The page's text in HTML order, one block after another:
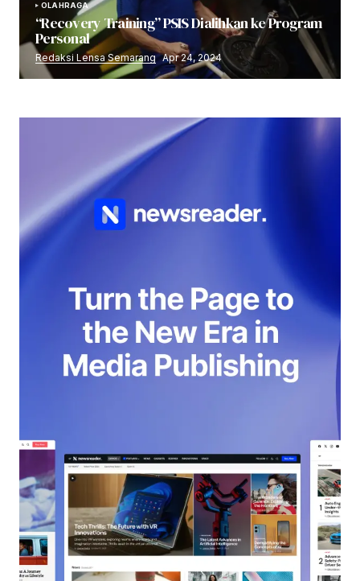
OLAHRAGA
“Recovery Training” PSIS Dialihkan ke Program
Personal
Redaksi Lensa Semarang Apr 24, 2024